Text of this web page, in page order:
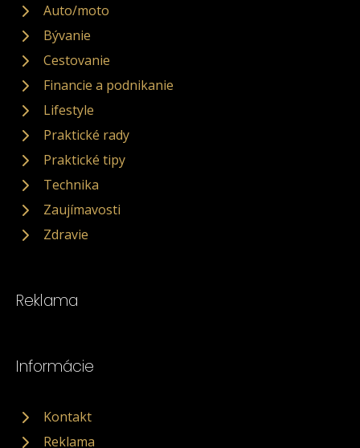
Auto/moto
Bývanie
Cestovanie
Financie a podnikanie
Lifestyle
Praktické rady
Praktické tipy
Technika
Zaujímavosti
Zdravie
Reklama
Informácie
Kontakt
Reklama